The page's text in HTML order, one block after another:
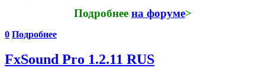
Подробнее на форуме>
0 Подробнее
FxSound Pro 1.2.11 RUS